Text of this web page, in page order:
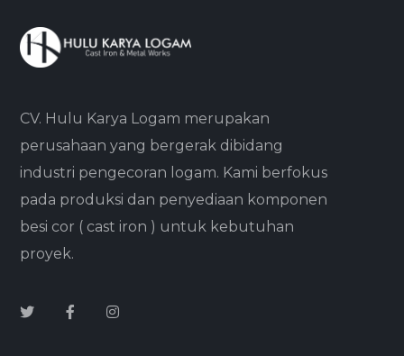
CV. Hulu Karya Logam merupakan
perusahaan yang bergerak dibidang
industri pengecoran logam. Kami berfokus
pada produksi dan penyediaan komponen
besi cor ( cast iron ) untuk kebutuhan
proyek.